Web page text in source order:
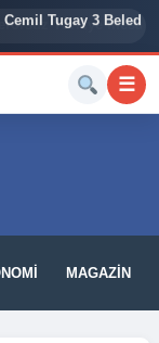
Tugay 3
☰
MAGAZIN